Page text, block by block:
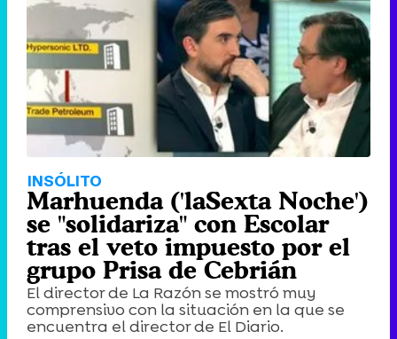
INSÓLITO
Marhuenda ('laSexta Noche')
se "solidariza" con Escolar
tras el veto impuesto por el
grupo Prisa de Cebrián
El director de La Razón se mostró muy
comprensivo con la situación en la que se
encuentra el director de El Diario.